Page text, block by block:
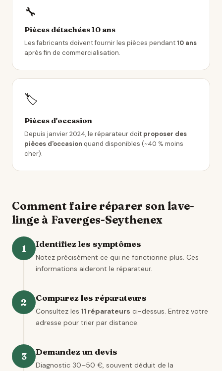
🔧
Pièces détachées 10 ans
Les fabricants doivent fournir les pièces pendant10 ans
après fin de commercialisation.
🏷️
Pièces d'occasion
Depuis janvier 2024, le réparateur doit proposer des
pièces d'occasion quand disponibles (~40 % moins
cher).
Comment faire réparer son lave-
linge à Faverges-Seythenex
1 Identifiez les symptômes
Notez précisément ce qui ne fonctionne plus. Ces
informations aideront le réparateur.
2 Comparez les réparateurs
Consultez les 11 réparateurs ci-dessus. Entrez votre
adresse pour trier par distance.
3 Demandez un devis
Diagnostic 30–50 €, souvent déduit de la